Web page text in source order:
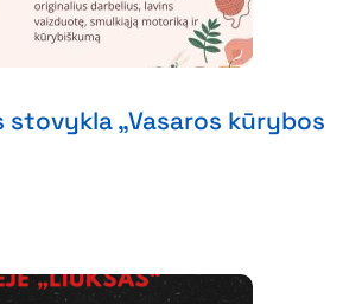
stovykla „Vasaros kūrybos